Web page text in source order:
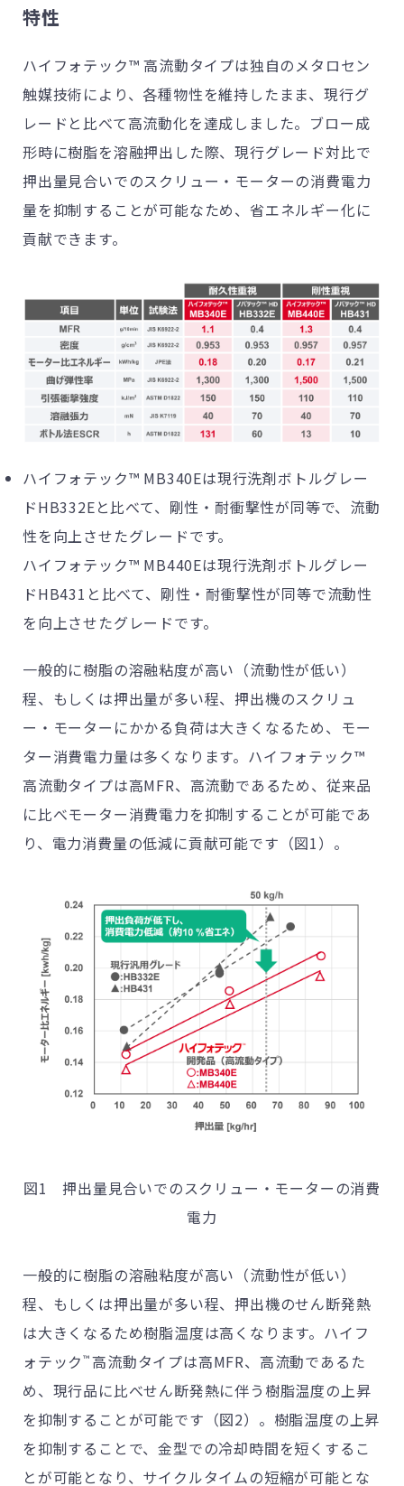
特性
ハイフォテック™ 高流動タイプは独自のメタロセン
触媒技術により、各種物性を維持したまま、現行グ
レードと比べて高流動化を達成しました。ブロー成
形時に樹脂を溶融押出した際、現行グレード対比で
押出量見合いでのスクリュー・モーターの消費電力
量を抑制することが可能なため、省エネルギー化に
貢献できます。
ハイフォテック™ MB340Eは現行洗剤ボトルグレー
ドHB332Eと比べて、剛性・耐衝撃性が同等で、流動
性を向上させたグレードです。
ハイフォテック™ MB440Eは現行洗剤ボトルグレー
ドHB431と比べて、剛性・耐衝撃性が同等で流動性
を向上させたグレードです。
一般的に樹脂の溶融粘度が高い（流動性が低い）
程、もしくは押出量が多い程、押出機のスクリュ
ー・モーターにかかる負荷は大きくなるため、モー
ター消費電力量は多くなります。ハイフォテック™
高流動タイプは高MFR、高流動であるため、従来品
に比べモーター消費電力を抑制することが可能であ
り、電力消費量の低減に貢献可能です（図1）。
図1 押出量見合いでのスクリュー・モーターの消費
電力
一般的に樹脂の溶融粘度が高い（流動性が低い）
程、もしくは押出量が多い程、押出機のせん断発熱
は大きくなるため樹脂温度は高くなります。ハイフ
ォテック™高流動タイプは高MFR、高流動であるた
め、現行品に比べせん断発熱に伴う樹脂温度の上昇
を抑制することが可能です（図2）。樹脂温度の上昇
を抑制することで、金型での冷却時間を短くするこ
とが可能となり、サイクルタイムの短縮が可能とな